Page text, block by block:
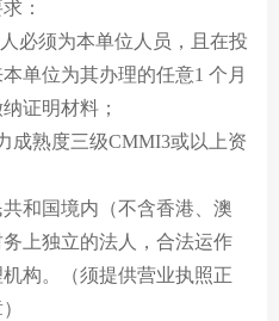
：
必须为本单位人员，且在投
单位为其办理的任意1 个月
证明材料；
成熟度三级CMMI3或以上资
和国境内（不含香港、澳
上独立的法人，合法运作
构。（须提供营业执照正